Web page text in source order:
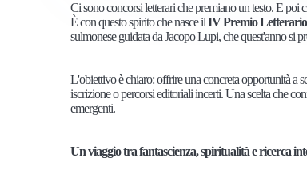
Ci sono concorsi letterari che premiano un testo. E poi
È con questo spirito che nasce ilIV Premio
sulmonese guidata da Jacopo Lupi, che quest'anno si
L'obiettivo è chiaro: offrire una concreta opportunità a
iscrizione o percorsi editoriali incerti. Una scelta che
emergenti.
Un viaggio tra fantascienza, spiritualità e ricerca